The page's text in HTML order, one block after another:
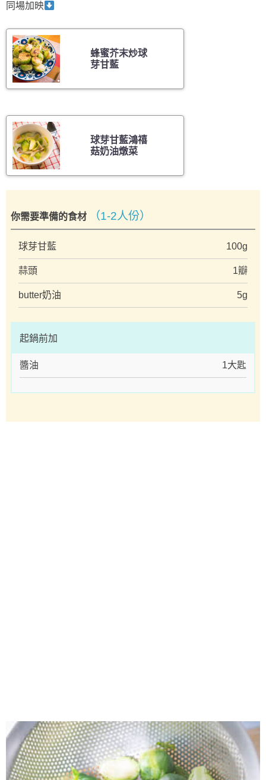
同場加映
蜂蜜芥末炒球
芽甘藍
球芽甘藍鴻禧
菇奶油燉菜
你需要準備的食材 （1-2人份）
球芽甘藍 100g
蒜頭 1瓣
butter奶油 5g
起鍋前加
醬油 1大匙